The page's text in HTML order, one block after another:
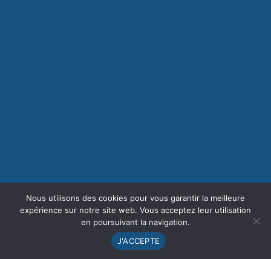
Nous utilisons des cookies pour vous garantir la meilleure
expérience sur notre site web. Vous acceptez leur utilisation
en poursuivant la navigation.
J'ACCEPTE